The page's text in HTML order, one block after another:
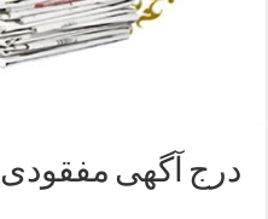
درج آگهی مفقودی